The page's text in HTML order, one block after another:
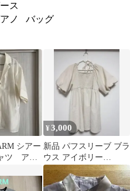
ス
ノ
バッグ
シアー
ツ アイ
¥3,000
新品 パフスリーブ ブラ
ウス アイボリー
LOWRYS FARM